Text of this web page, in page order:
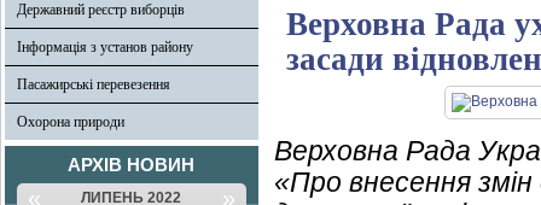
Державний реєстр виборців
Інформація з установ району
Пасажирські перевезення
Охорона природи
АРХІВ НОВИН
« ЛИПЕНЬ 2022 »
Верховна Рада
засади
Верховна Рада
«Про внесення